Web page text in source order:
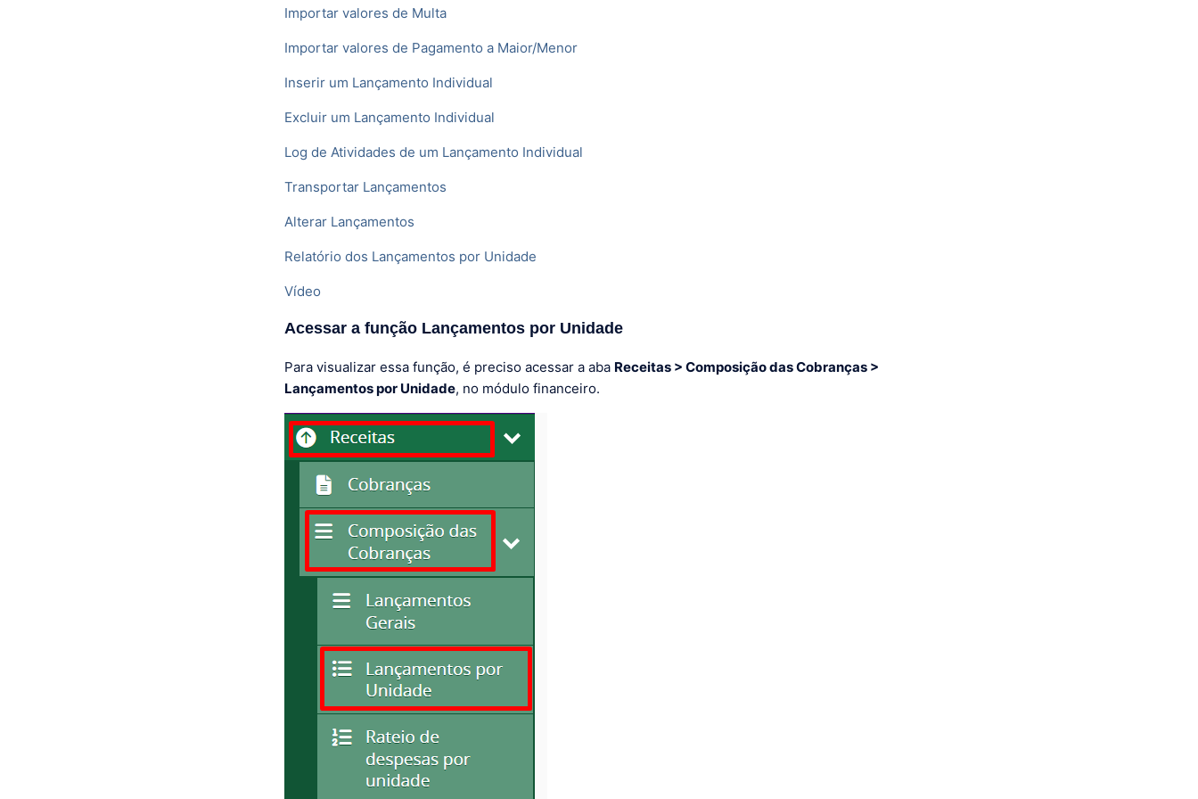
Importar valores de Multa
Importar valores de Pagamento a Maior/Menor
Inserir um Lançamento Individual
Excluir um Lançamento Individual
Log de Atividades de um Lançamento Individual
Transportar Lançamentos
Alterar Lançamentos
Relatório dos Lançamentos por Unidade
Vídeo
Acessar a função Lançamentos por Unidade
Para visualizar essa função, é preciso acessar a aba Receitas > Composição das Cobranças >
Lançamentos por Unidade, no módulo financeiro.